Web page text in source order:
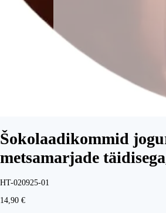
Šokolaadikommid
metsamarjade
HT-020925-01
14,90 €